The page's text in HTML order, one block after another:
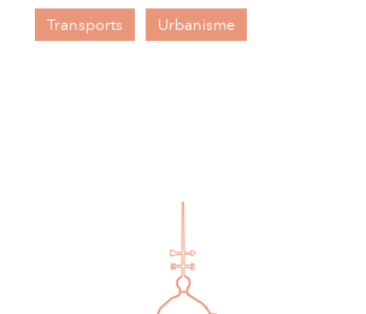
Transports Urbanisme